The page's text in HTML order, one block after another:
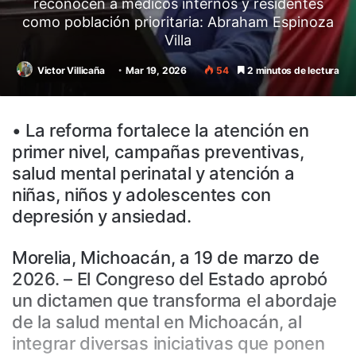
como población prioritaria: Abraham Espinoza
Villa
Victor Villicaña Mar 19, 2026 54 2 minutos de lectura
•⁠ ⁠La reforma fortalece la atención en
primer nivel, campañas preventivas,
salud mental perinatal y atención a
niñas, niños y adolescentes con
depresión y ansiedad.
Morelia, Michoacán, a 19 de marzo de
2026. – El Congreso del Estado aprobó
un dictamen que transforma el abordaje
de la salud mental en Michoacán, al
integrar diversas iniciativas que ponen